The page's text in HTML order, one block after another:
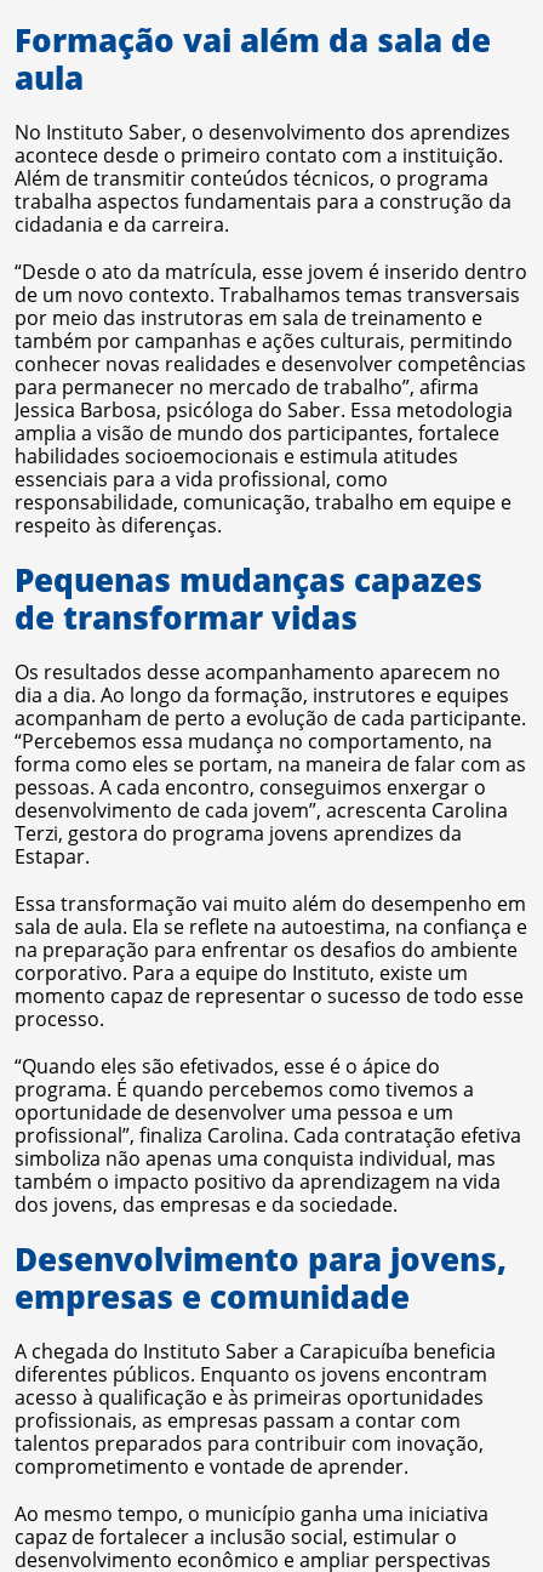
Formação vai além da sala de
aula
No Instituto Saber, o desenvolvimento dos aprendizes
acontece desde o primeiro contato com a instituição.
Além de transmitir conteúdos técnicos, o programa
trabalha aspectos fundamentais para a construção da
cidadania e da carreira.
“Desde o ato da matrícula, esse jovem é inserido dentro
de um novo contexto. Trabalhamos temas transversais
por meio das instrutoras em sala de treinamento e
também por campanhas e ações culturais, permitindo
conhecer novas realidades e desenvolver competências
para permanecer no mercado de trabalho”, afirma
Jessica Barbosa, psicóloga do Saber. Essa metodologia
amplia a visão de mundo dos participantes, fortalece
habilidades socioemocionais e estimula atitudes
essenciais para a vida profissional, como
responsabilidade, comunicação, trabalho em equipe e
respeito às diferenças.
Pequenas mudanças capazes
de transformar vidas
Os resultados desse acompanhamento aparecem no
dia a dia. Ao longo da formação, instrutores e equipes
acompanham de perto a evolução de cada participante.
“Percebemos essa mudança no comportamento, na
forma como eles se portam, na maneira de falar com as
pessoas. A cada encontro, conseguimos enxergar o
desenvolvimento de cada jovem”, acrescenta Carolina
Terzi, gestora do programa jovens aprendizes da
Estapar.
Essa transformação vai muito além do desempenho em
sala de aula. Ela se reflete na autoestima, na confiança e
na preparação para enfrentar os desafios do ambiente
corporativo. Para a equipe do Instituto, existe um
momento capaz de representar o sucesso de todo esse
processo.
“Quando eles são efetivados, esse é o ápice do
programa. É quando percebemos como tivemos a
oportunidade de desenvolver uma pessoa e um
profissional”, finaliza Carolina. Cada contratação efetiva
simboliza não apenas uma conquista individual, mas
também o impacto positivo da aprendizagem na vida
dos jovens, das empresas e da sociedade.
Desenvolvimento para jovens,
empresas e comunidade
A chegada do Instituto Saber a Carapicuíba beneficia
diferentes públicos. Enquanto os jovens encontram
acesso à qualificação e às primeiras oportunidades
profissionais, as empresas passam a contar com
talentos preparados para contribuir com inovação,
comprometimento e vontade de aprender.
Ao mesmo tempo, o município ganha uma iniciativa
capaz de fortalecer a inclusão social, estimular o
desenvolvimento econômico e ampliar perspectivas